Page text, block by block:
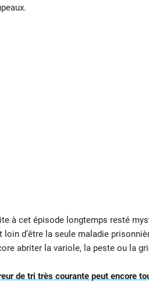
à cet épisode longtemps resté
d’être la seule maladie
abriter la variole, la peste ou la
de tri très courante peut encore